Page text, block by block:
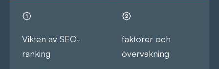
Vikten av SEO-
ranking
faktorer och
övervakning